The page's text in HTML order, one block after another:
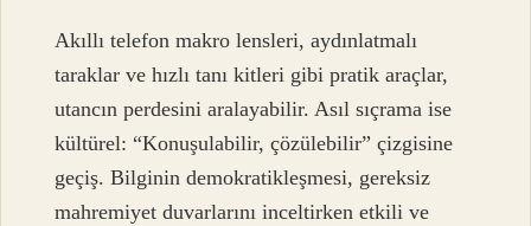
Akıllı telefon makro lensleri, aydınlatmalı
taraklar ve hızlı tanı kitleri gibi pratik araçlar,
utancın perdesini aralayabilir. Asıl sıçrama ise
kültürel: “Konuşulabilir, çözülebilir” çizgisine
geçiş. Bilginin demokratikleşmesi, gereksiz
mahremiyet duvarlarını inceltirken etkili ve